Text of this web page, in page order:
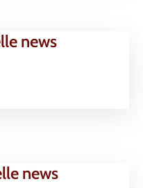
news
news